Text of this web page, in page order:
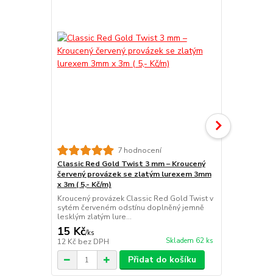
7 hodnocení
Classic Red Gold Twist 3 mm – Kroucený
červený provázek se zlatým lurexem 3mm
x 3m ( 5,- Kč/m)
Kroucený provázek Classic Red Gold Twist v
sytém červeném odstínu doplněný jemně
lesklým zlatým lure...
15 Kč/ks
12 Kč bez DPH Skladem 62 ks
Přidat do košíku